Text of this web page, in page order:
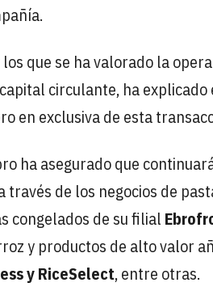
que se ha valorado la
circulante, ha explicado
en exclusiva de esta
ha asegurado que
través de los negocios de
congelados de su filial
y productos de alto valor
y RiceSelect, entre otras.